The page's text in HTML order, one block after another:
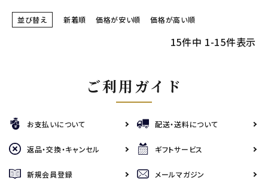
並び替え 新着順 価格が安い順 価格が高い順
15件中 1-15件表示
ご利用ガイド
お支払いについて 配送・送料について
返品・交換・キャンセル ギフトサービス
新規会員登録 メールマガジン